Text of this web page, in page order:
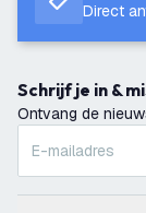
Direct
Schrijf je in &
Ontvang de